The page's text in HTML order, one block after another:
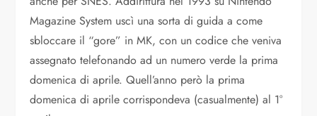
Magazine System uscì una sorta di guida a come
sbloccare il “gore” in MK, con un codice che veniva
assegnato telefonando ad un numero verde la prima
domenica di aprile. Quell’anno però la prima
domenica di aprile corrispondeva (casualmente) al 1°